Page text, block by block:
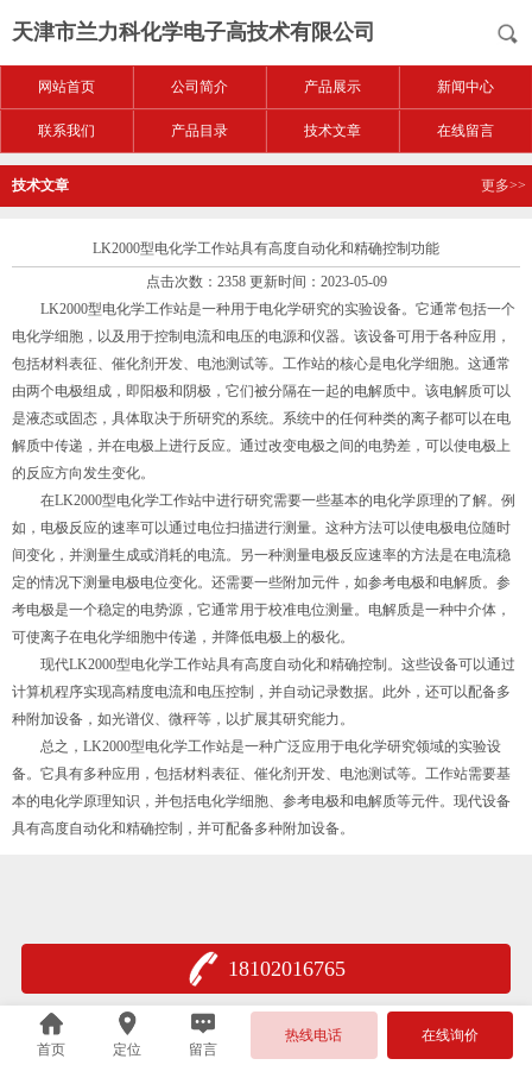
天津市兰力科化学电子高技术有限公司
网站首页 公司简介 产品展示 新闻中心
联系我们 产品目录 技术文章 在线留言
技术文章 更多>>
LK2000型电化学工作站具有高度自动化和精确控制功能
点击次数：2358 更新时间：2023-05-09
LK2000型电化学工作站是一种用于电化学研究的实验设备。它通常包括一个
电化学细胞，以及用于控制电流和电压的电源和仪器。该设备可用于各种应用，
包括材料表征、催化剂开发、电池测试等。工作站的核心是电化学细胞。这通常
由两个电极组成，即阳极和阴极，它们被分隔在一起的电解质中。该电解质可以
是液态或固态，具体取决于所研究的系统。系统中的任何种类的离子都可以在电
解质中传递，并在电极上进行反应。通过改变电极之间的电势差，可以使电极上
的反应方向发生变化。
在LK2000型电化学工作站中进行研究需要一些基本的电化学原理的了解。例
如，电极反应的速率可以通过电位扫描进行测量。这种方法可以使电极电位随时
间变化，并测量生成或消耗的电流。另一种测量电极反应速率的方法是在电流稳
定的情况下测量电极电位变化。还需要一些附加元件，如参考电极和电解质。参
考电极是一个稳定的电势源，它通常用于校准电位测量。电解质是一种中介体，
可使离子在电化学细胞中传递，并降低电极上的极化。
现代LK2000型电化学工作站具有高度自动化和精确控制。这些设备可以通过
计算机程序实现高精度电流和电压控制，并自动记录数据。此外，还可以配备多
种附加设备，如光谱仪、微秤等，以扩展其研究能力。
总之，LK2000型电化学工作站是一种广泛应用于电化学研究领域的实验设
备。它具有多种应用，包括材料表征、催化剂开发、电池测试等。工作站需要基
本的电化学原理知识，并包括电化学细胞、参考电极和电解质等元件。现代设备
具有高度自动化和精确控制，并可配备多种附加设备。
18102016765
首页 定位 留言
热线电话 在线询价